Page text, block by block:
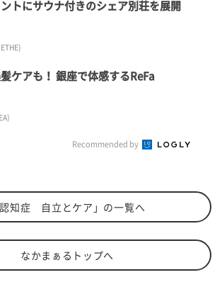
トにサウナ付きのシェア別荘を展開
ケアも！ 銀座で体感するReFa
Recommended by
認知症 自立とケア」の一覧へ
なかまぁるトップへ